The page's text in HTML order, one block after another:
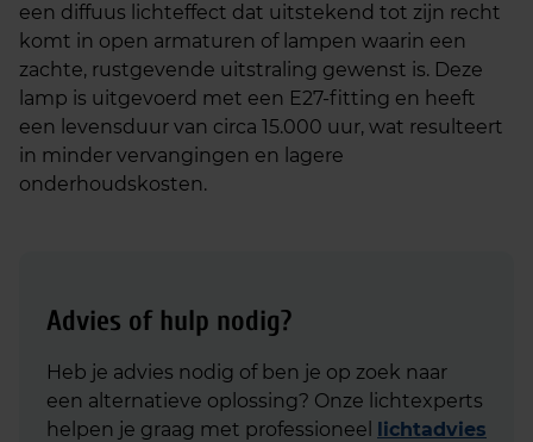
een diffuus lichteffect dat uitstekend tot zijn recht
komt in open armaturen of lampen waarin een
zachte, rustgevende uitstraling gewenst is. Deze
lamp is uitgevoerd met een E27‑fitting en heeft
een levensduur van circa 15.000 uur, wat resulteert
in minder vervangingen en lagere
onderhoudskosten.
Advies of hulp nodig?
Heb je advies nodig of ben je op zoek naar
een alternatieve oplossing? Onze lichtexperts
helpen je graag met professioneel lichtadvies